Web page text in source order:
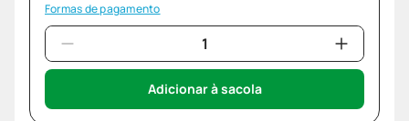
Formas de pagamento
Adicionar à sacola